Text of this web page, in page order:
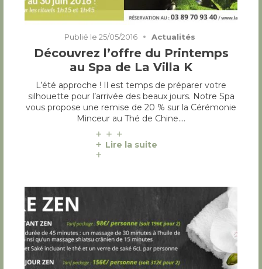
Publié le 25/05/2016 Actualités
Découvrez l’offre du Printemps
au Spa de La Villa K
L’été approche ! Il est temps de préparer votre
silhouette pour l’arrivée des beaux jours. Notre Spa
vous propose une remise de 20 % sur la Cérémonie
Minceur au Thé de Chine.…
Lire la suite